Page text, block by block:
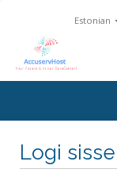
Estonian
Logi sisse